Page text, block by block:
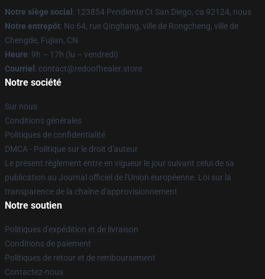
Notre siège social : 123854 Pendiente Ct San Diego, ca 92124, nous
Notre entrepôt: No 64, rue Qinghang, ville de Rongcheng, ville de
Chengde, Fujian, CN
Heure: 9h – 17h (lu – vendredi)
Courriel : contact@redoofhealer.store
Notre société
Sur nous
Conditions générales
Politiques de confidentialité
DMCA - Politique sur le droit d'auteur
Le présent règlement entre en vigueur le jour suivant celui de sa
publication au Journal officiel de l'Union européenne. Loi sur la
transparence de la chaîne d'approvisionnement
Notre soutien
Politiques d'expédition et de livraison
Conditions de paiement
Politiques de retour et de remboursement
Contactez-nous